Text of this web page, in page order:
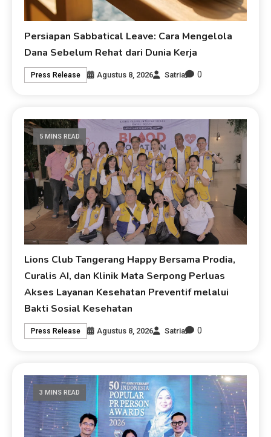
Persiapan Sabbatical Leave: Cara Mengelola
Dana Sebelum Rehat dari Dunia Kerja
Press Release Agustus 8, 2026 Satria 0
5 MINS READ
Lions Club Tangerang Happy Bersama Prodia,
Curalis AI, dan Klinik Mata Serpong Perluas
Akses Layanan Kesehatan Preventif melalui
Bakti Sosial Kesehatan
Press Release Agustus 8, 2026 Satria 0
3 MINS READ